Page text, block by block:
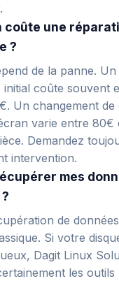
coûte une
?
de la panne. Un
initial coûte souvent
Un changement de
varie entre 80€
Demandez
intervention.
mes
de
Si votre
Dagit Linux
les outils